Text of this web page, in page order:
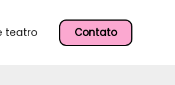
teatro Contato